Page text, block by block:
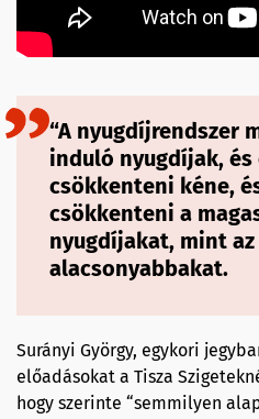
“A nyugdíjrendszer
induló nyugdíjak,
csökkenteni kéne,
csökkenteni a
nyugdíjakat, mint az
alacsonyabbakat.
Surányi György, egykori
előadásokat a Tisza
hogy szerinte “semmilyen